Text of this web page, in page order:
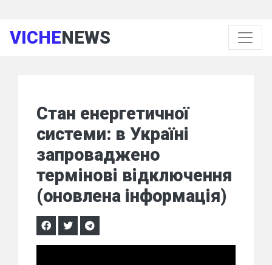
VICHENEWS
Стан енергетичної
системи: в Україні
запроваджено
термінові відключення
(оновлена інформація)